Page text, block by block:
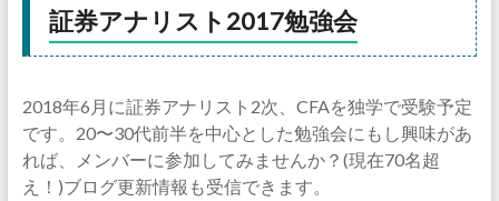
証券アナリスト2017勉強会
2018年6月に証券アナリスト2次、CFAを独学で受験予定
です。20〜30代前半を中心とした勉強会にもし興味があ
れば、メンバーに参加してみませんか？(現在70名超
え！)ブログ更新情報も受信できます。